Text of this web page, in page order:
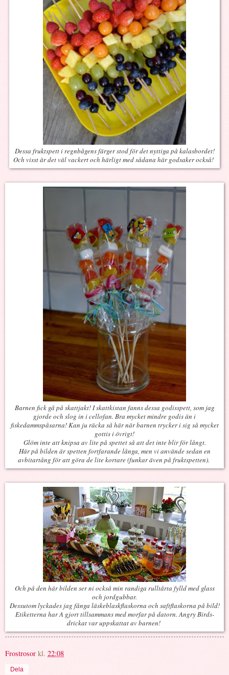
Dessa fruktspett i regnbågens färger stod för det nyttiga på kalasbordet!
Och visst är det väl vackert och härligt med sådana här godsaker också!
Barnen fick gå på skattjakt! I skattkistan fanns dessa godisspett, som jag
gjorde och slog in i cellofan. Bra mycket mindre godis än i
fiskedammspåsarna! Kan ju räcka så här när barnen trycker i sig så mycket
gottis i övrigt!
Glöm inte att knipsa av lite på spettet så att det inte blir för långt.
Här på bilden är spetten fortfarande långa, men vi använde sedan en
avbitartång för att göra de lite kortare (funkar även på fruktspetten).
Och på den här bilden ser ni också min randiga rulltårta fylld med glass
och jordgubbar.
Dessutom lyckades jag fånga läskeblaskflaskorna och saftflaskorna på bild!
Etiketterna har A gjort tillsammans med morfar på datorn. Angry Birds-
drickat var uppskattat av barnen!
Frostrosor kl. 22:08
Dela